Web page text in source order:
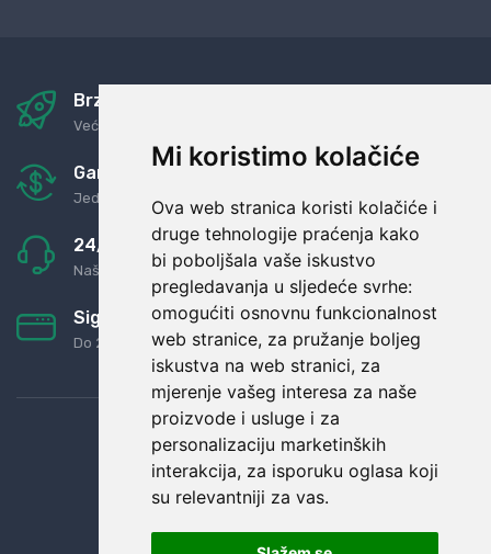
Mi koristimo kolačiće
Ova web stranica koristi kolačiće i
druge tehnologije praćenja kako
bi poboljšala vaše iskustvo
pregledavanja u sljedeće svrhe:
omogućiti osnovnu funkcionalnost
web stranice, za pružanje boljeg
iskustva na web stranici, za
mjerenje vašeg interesa za naše
proizvode i usluge i za
personalizaciju marketinških
interakcija, za isporuku oglasa koji
su relevantniji za vas.
Brza i sigurna dostava
Već za nekoliko dana kod vas
Garancija u povrat novaca
Jednostavno pravilo: Roba za novac
24/7 odlična podrška
Naši agenti uvijek na raspolaganju
Sigurno obročno plaćanje
Do 24 rata bez kamata